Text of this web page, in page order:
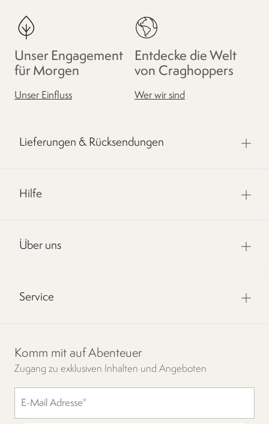
Unser Engagement
für Morgen
Unser Einfluss
Entdecke die Welt
von Craghoppers
Wer wir sind
Lieferungen & Rücksendungen
Hilfe
Über uns
Service
Komm mit auf Abenteuer
Zugang zu exklusiven Inhalten und Angeboten